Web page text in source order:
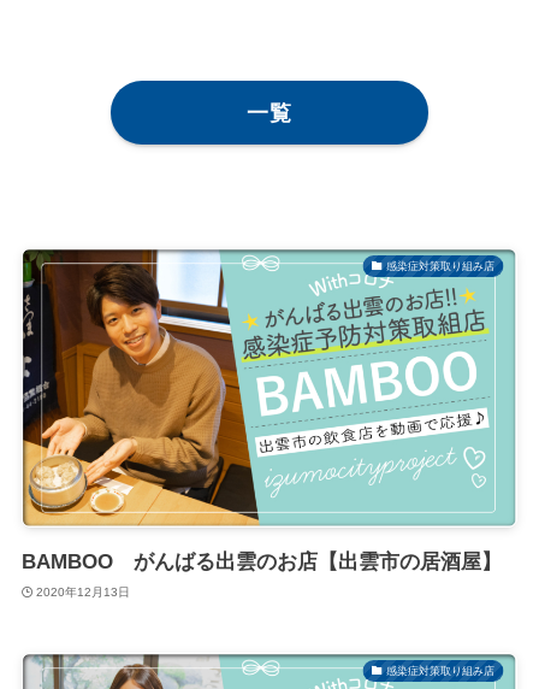
一覧
感染症対策取り組み店
BAMBOO がんばる出雲のお店【出雲市の居酒屋】
2020年12月13日
感染症対策取り組み店